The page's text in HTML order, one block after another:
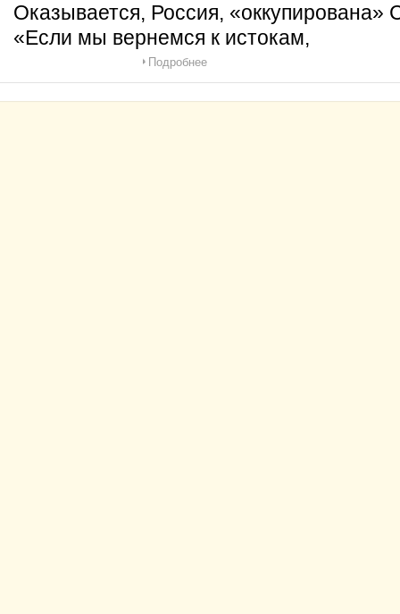
Оказывается, Россия, «оккупирована»
«Если мы вернемся к истокам,
Подробнее